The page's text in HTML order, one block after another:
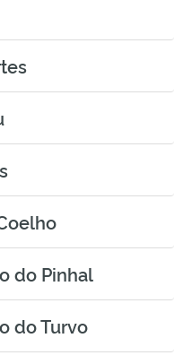
do Pinhal
do Turvo